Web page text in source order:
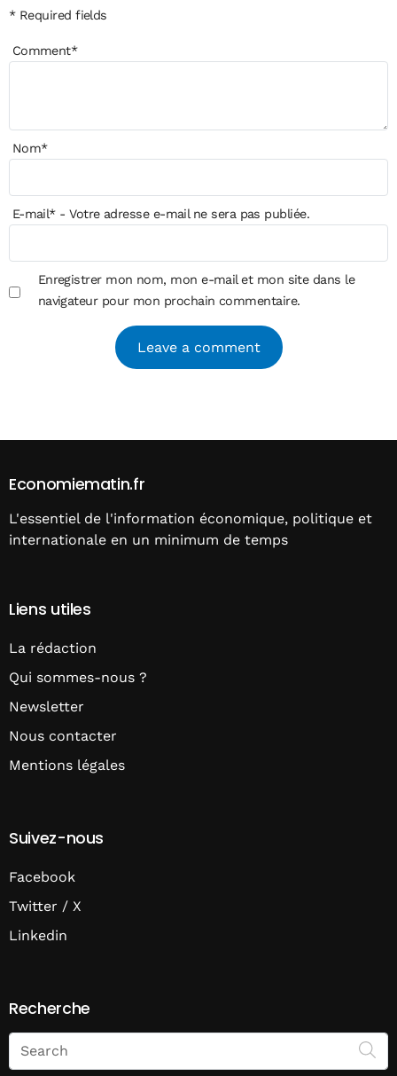
* Required fields
Comment*
Nom*
E-mail*- Votre adresse e-mail ne sera pas publiée.
Enregistrer mon nom, mon e-mail et mon site dans le
navigateur pour mon prochain commentaire.
Economiematin.fr
L'essentiel de l'information économique, politique et
internationale en un minimum de temps
Liens utiles
La rédaction
Qui sommes-nous ?
Newsletter
Nous contacter
Mentions légales
Suivez-nous
Facebook
Twitter / X
Linkedin
Recherche
Search
on